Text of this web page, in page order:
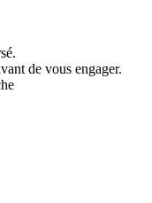
de vous engager.